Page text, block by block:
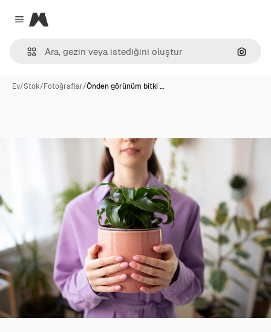
Close menu
Magnific
Ev/Stok/Fotoğraflar/Önden görünüm bitki …